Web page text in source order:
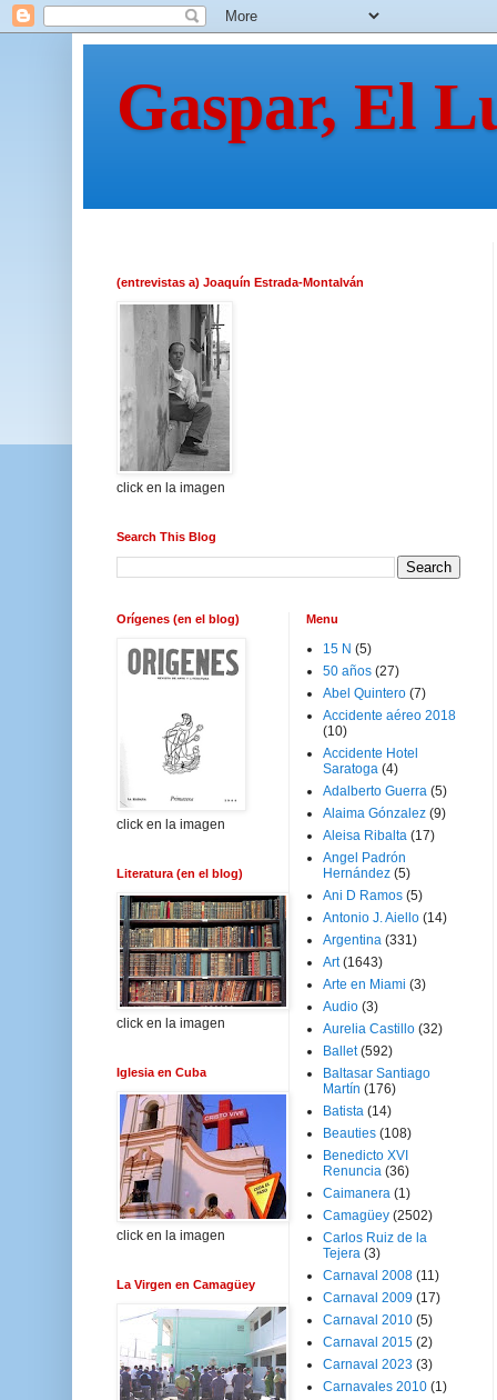
Gaspar, El
(entrevistas a) Joaquín Estrada-Montalván
click en la imagen
Search This Blog
Orígenes (en el blog)
click en la imagen
Literatura (en el blog)
click en la imagen
Iglesia en Cuba
click en la imagen
La Virgen en Camagüey
Menu
15 N (5)
50 años (27)
Abel Quintero (7)
Accidente aéreo 2018
(10)
Accidente Hotel
Saratoga (4)
Adalberto Guerra (5)
Alaima Gónzalez (9)
Aleisa Ribalta (17)
Angel Padrón
Hernández (5)
Ani D Ramos (5)
Antonio J. Aiello (14)
Argentina (331)
Art (1643)
Arte en Miami (3)
Audio (3)
Aurelia Castillo (32)
Ballet (592)
Baltasar Santiago
Martín (176)
Batista (14)
Beauties (108)
Benedicto XVI
Renuncia (36)
Caimanera (1)
Camagüey (2502)
Carlos Ruiz de la
Tejera (3)
Carnaval 2008 (11)
Carnaval 2009 (17)
Carnaval 2010 (5)
Carnaval 2015 (2)
Carnaval 2023 (3)
Carnavales 2010 (1)